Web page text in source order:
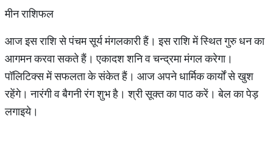
मीन राशिफल
आज इस राशि से पंचम सूर्य मंगलकारी हैं। इस राशि में स्थित गुरु धन का
आगमन करवा सकते हैं। एकादश शनि व चन्द्रमा मंगल करेगा।
पॉलिटिक्स में सफलता के संकेत हैं। आज अपने धार्मिक कार्यों से खुश
रहेंगे। नारंगी व बैगनी रंग शुभ है। श्री सूक्त का पाठ करें। बेल का पेड़
लगाइये।